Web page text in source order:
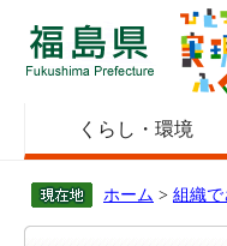
福島県
くらし・環境
ホーム > 組織で